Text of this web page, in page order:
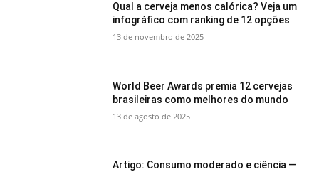
Qual a cerveja menos calórica? Veja um
infográfico com ranking de 12 opções
13 de novembro de 2025
World Beer Awards premia 12 cervejas
brasileiras como melhores do mundo
13 de agosto de 2025
Artigo: Consumo moderado e ciência —